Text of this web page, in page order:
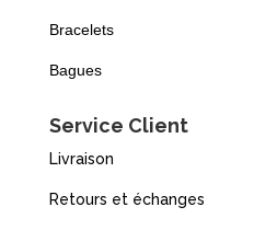
Bracelets
Bagues
Service Client
Livraison
Retours et échanges